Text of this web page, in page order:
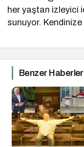
her yaştan izleyici
sunuyor.
Benzer Haberler